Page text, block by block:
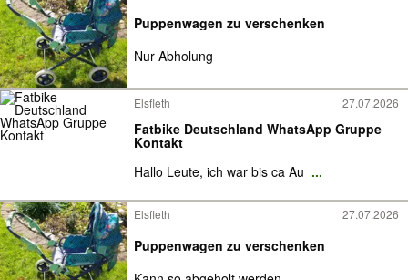
Puppenwagen zu verschenken
Nur Abholung
Elsfleth 27.07.2026
Fatbike Deutschland WhatsApp Gruppe
Kontakt
Hallo Leute, ich war bis ca Au ...
Elsfleth 27.07.2026
Puppenwagen zu verschenken